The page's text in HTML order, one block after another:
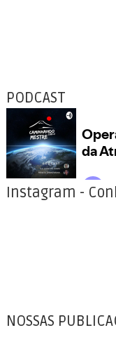
PODCAST
Instagram -
NOSSAS